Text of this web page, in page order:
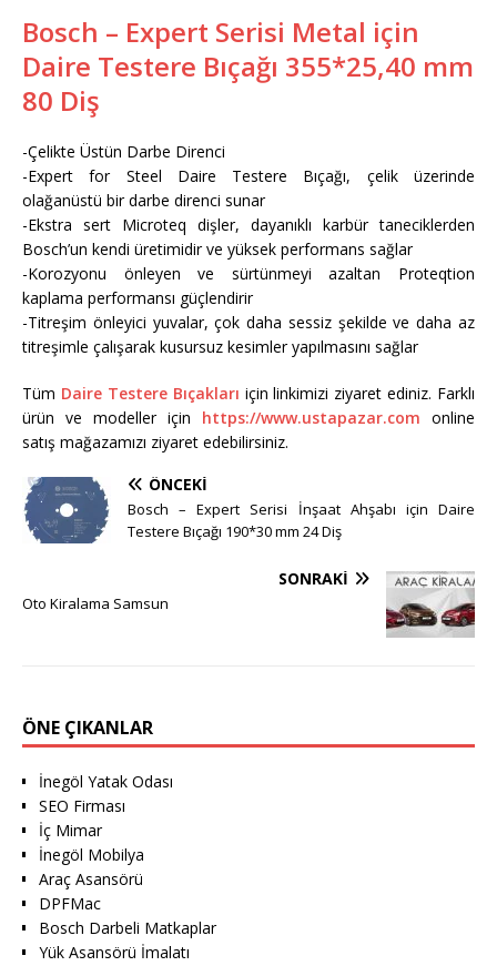
Bosch – Expert Serisi Metal için
Daire Testere Bıçağı 355*25,40 mm
80 Diş
-Çelikte Üstün Darbe Direnci
-Expert for Steel Daire Testere Bıçağı, çelik üzerinde
olağanüstü bir darbe direnci sunar
-Ekstra sert Microteq dişler, dayanıklı karbür taneciklerden
Bosch’un kendi üretimidir ve yüksek performans sağlar
-Korozyonu önleyen ve sürtünmeyi azaltan Proteqtion
kaplama performansı güçlendirir
-Titreşim önleyici yuvalar, çok daha sessiz şekilde ve daha az
titreşimle çalışarak kusursuz kesimler yapılmasını sağlar
Tüm Daire Testere Bıçakları için linkimizi ziyaret ediniz. Farklı
ürün ve modeller için https://www.ustapazar.com online
satış mağazamızı ziyaret edebilirsiniz.
ÖNCEKI
Bosch – Expert Serisi İnşaat Ahşabı için Daire
Testere Bıçağı 190*30 mm 24 Diş
SONRAKI
Oto Kiralama Samsun
ÖNE ÇIKANLAR
İnegöl Yatak Odası
SEO Firması
İç Mimar
İnegöl Mobilya
Araç Asansörü
DPFMac
Bosch Darbeli Matkaplar
Yük Asansörü İmalatı